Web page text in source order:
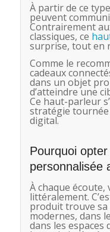
À partir de ce
peuvent
Contrairement
classiques, ce
surprise, tout en
Comme le
cadeaux
dans un objet
d’atteindre une
Ce haut-parleur
stratégie tournée
digital.
Pourquoi
personnalisée
À chaque
littéralement.
produit trouve sa
modernes, dans
dans les espaces